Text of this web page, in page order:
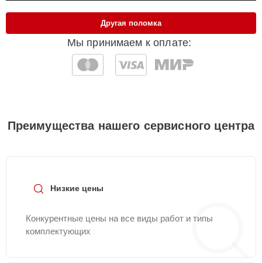
Мы принимаем к оплате:
Другая поломка
Преимущества нашего сервисного центра
Низкие цены
Конкурентные цены на все виды работ и типы
комплектующих